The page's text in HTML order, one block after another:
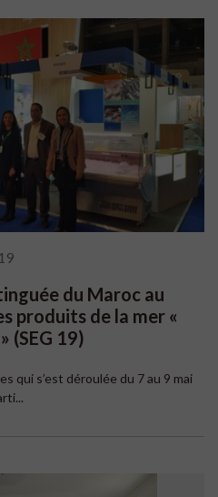
du Maroc au
produits de la mer «
(SEG 19)
qui s’est déroulée du 7 au 9 mai